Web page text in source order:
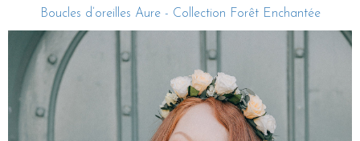
Boucles d’oreilles Aure - Collection Forêt Enchantée